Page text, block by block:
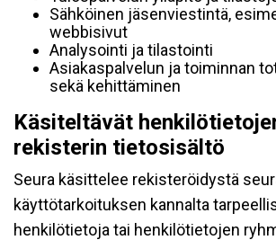
Sähköinen jäsenviestintä,
webbisivut
Analysointi ja tilastointi
Asiakaspalvelun ja toiminnan
sekä kehittäminen
Käsiteltävät
rekisterin tietosisältö
Seura käsittelee rekisteröidystä
käyttötarkoituksen kannalta
henkilötietoja tai henkilötietojen